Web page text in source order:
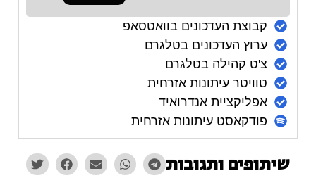
קבוצת העדכונים בוואטסאפ
ערוץ העדכונים בטלגרם
צ'ט קהילה בטלגרם
טוויטר עיתונות אזרחית
אפליקציית אנדרואיד
פודקאסט עיתונות אזרחית
שיתופים ותגובות